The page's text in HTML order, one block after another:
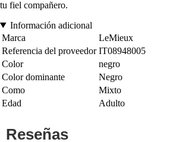
tu fiel compañero.
Información adicional
Marca
LeMieux
Referencia del proveedor IT08948005
Color
negro
Color dominante
Negro
Como
Mixto
Edad
Adulto